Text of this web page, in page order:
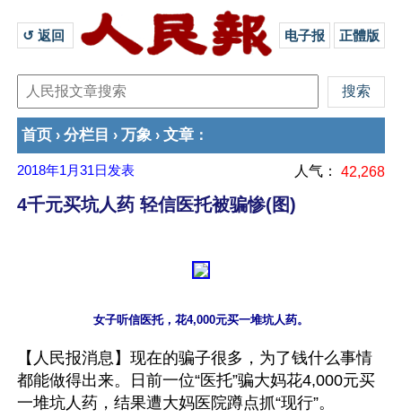
↺ 返回 电子报 正體版
首页 › 分栏目 › 万象 › 文章 ：
2018年1月31日 发表 人气： 42,268
4千元买坑人药 轻信医托被骗惨(图)
【人民报消息】现在的骗子很多，为了钱什么事情
都能做得出来。日前一位“医托”骗大妈花4,000元买
一堆坑人药，结果遭大妈医院蹲点抓“现行”。